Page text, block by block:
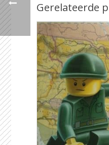
Gerelateerde